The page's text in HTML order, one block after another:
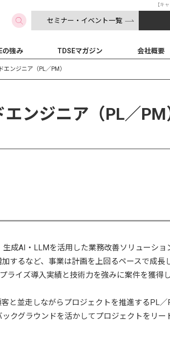
【キ
セミナー・イベント一覧
の強み TDSEマガジン 会社概要
エンジニア（PL／PM）
エンジニア（PL／
生成AI・LLMを活用した業務改善ソリューショ
するなど、事業は計画を上回るペースで成長
ライズ導入実績と技術力を強みに案件を獲得
と並走しながらプロジェクトを推進するPL
クグラウンドを活かしてプロジェクトをリ